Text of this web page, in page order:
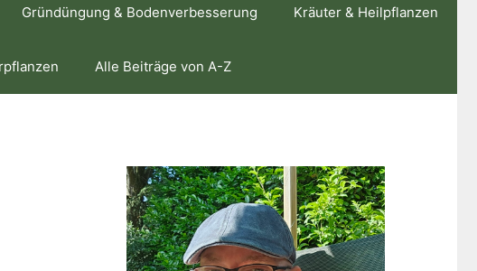
Gründüngung & Bodenverbesserung Kräuter & Heilpflanzen
Alle Beiträge von A-Z